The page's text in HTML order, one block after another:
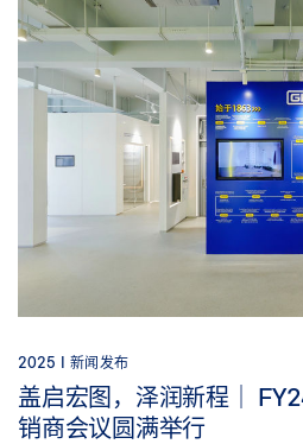
2025 | 新闻发布
盖启宏图，泽润新程｜
销商会议圆满举行